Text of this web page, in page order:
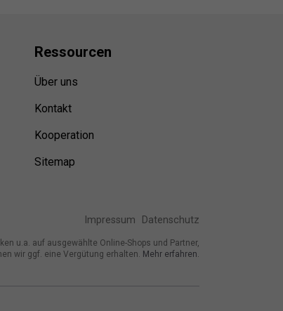
Ressourcen
Über uns
Kontakt
Kooperation
Sitemap
Impressum Datenschutz
u.a. auf ausgewählte Online-Shops und Partner,
wir ggf. eine Vergütung erhalten. Mehr erfahren.